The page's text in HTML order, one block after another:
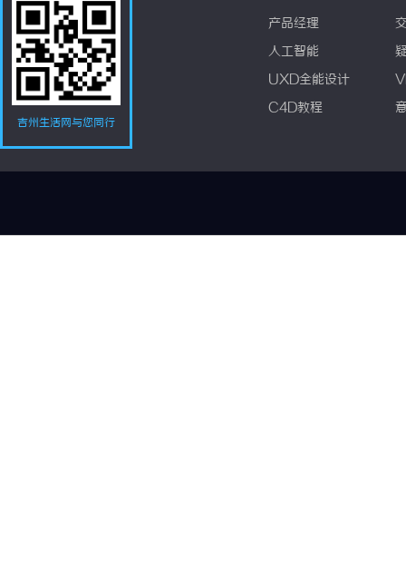
吉州生活网与您同行
产品经理
人工智能
UXD全能设计
C4D教程